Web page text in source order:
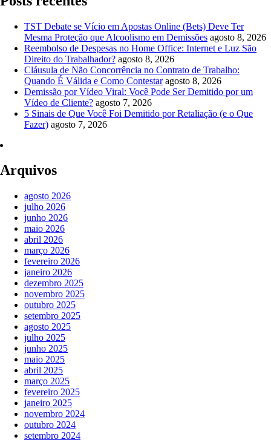
TST Debate se Vício em Apostas Online (Bets) Deve Ter
Mesma Proteção que Alcoolismo em Demissões agosto 8, 2026
Reembolso de Despesas no Home Office: Internet e Luz São
Direito do Trabalhador? agosto 8, 2026
Cláusula de Não Concorrência no Contrato de Trabalho:
Quando É Válida e Como Contestar agosto 8, 2026
Demissão por Vídeo Viral: Você Pode Ser Demitido por um
Vídeo de Cliente? agosto 7, 2026
5 Sinais de Que Você Foi Demitido por Retaliação (e o Que
Fazer) agosto 7, 2026
Arquivos
agosto 2026
julho 2026
junho 2026
maio 2026
abril 2026
março 2026
fevereiro 2026
janeiro 2026
dezembro 2025
novembro 2025
outubro 2025
setembro 2025
agosto 2025
julho 2025
junho 2025
maio 2025
abril 2025
março 2025
fevereiro 2025
janeiro 2025
novembro 2024
outubro 2024
setembro 2024